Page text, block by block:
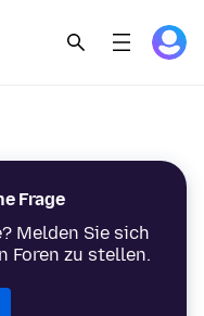
Frage
Melden Sie sich
Foren zu stellen.